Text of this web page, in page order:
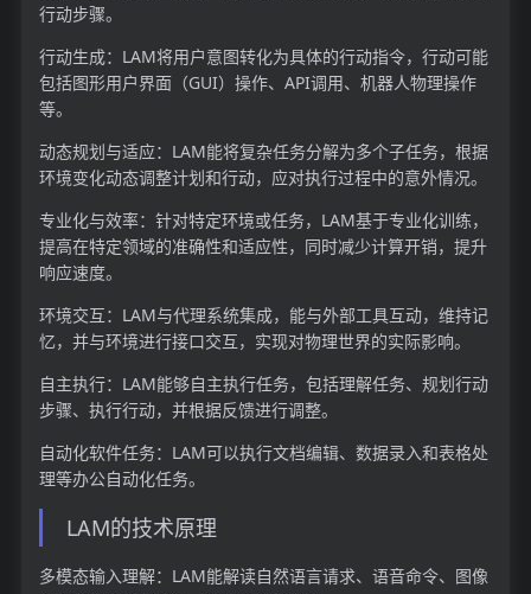
行动步骤。
行动生成：LAM将用户意图转化为具体的行动指令，行动可能
包括图形用户界面（GUI）操作、API调用、机器人物理操作
等。
动态规划与适应：LAM能将复杂任务分解为多个子任务，根据
环境变化动态调整计划和行动，应对执行过程中的意外情况。
专业化与效率：针对特定环境或任务，LAM基于专业化训练，
提高在特定领域的准确性和适应性，同时减少计算开销，提升
响应速度。
环境交互：LAM与代理系统集成，能与外部工具互动，维持记
忆，并与环境进行接口交互，实现对物理世界的实际影响。
自主执行：LAM能够自主执行任务，包括理解任务、规划行动
步骤、执行行动，并根据反馈进行调整。
自动化软件任务：LAM可以执行文档编辑、数据录入和表格处
理等办公自动化任务。
LAM的技术原理
多模态输入理解：LAM能解读自然语言请求、语音命令、图像